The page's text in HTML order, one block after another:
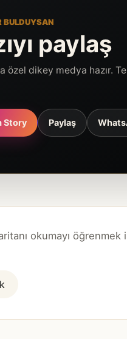
BULDUYSAN
paylaş
özel dikey medya hazır.
Story Paylaş
okumayı